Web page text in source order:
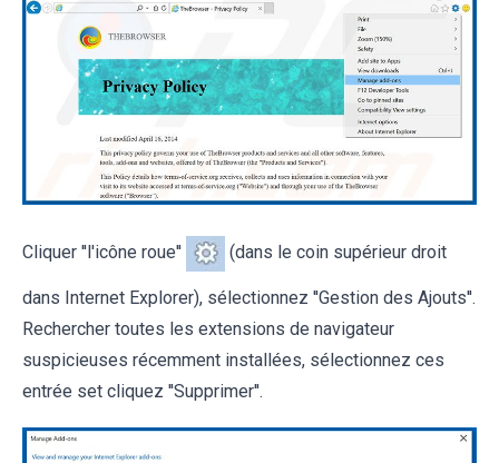
Cliquer ''l'icône roue'' (dans le coin supérieur droit
dans Internet Explorer), sélectionnez ''Gestion des Ajouts''.
Rechercher toutes les extensions de navigateur
suspicieuses récemment installées, sélectionnez ces
entrée set cliquez ''Supprimer''.